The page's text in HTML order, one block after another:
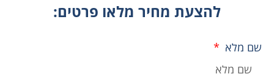
להצעת מחיר מלאו פרטים:
שם מלא